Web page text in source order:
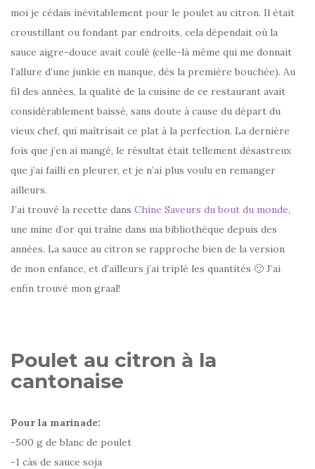
moi je cédais inévitablement pour le poulet au citron. Il était
croustillant ou fondant par endroits, cela dépendait où la
sauce aigre-douce avait coulé (celle-là même qui me donnait
l’allure d’une junkie en manque, dès la première bouchée). Au
fil des années, la qualité de la cuisine de ce restaurant avait
considérablement baissé, sans doute à cause du départ du
vieux chef, qui maîtrisait ce plat à la perfection. La dernière
fois que j’en ai mangé, le résultat était tellement désastreux
que j’ai failli en pleurer, et je n’ai plus voulu en remanger
ailleurs.
J’ai trouvé la recette dans Chine Saveurs du bout du monde,
une mine d’or qui traîne dans ma bibliothèque depuis des
années. La sauce au citron se rapproche bien de la version
de mon enfance, et d’ailleurs j’ai triplé les quantités 🙂 J’ai
enfin trouvé mon graal!
Poulet au citron à la
cantonaise
Pour la marinade:
-500 g de blanc de poulet
-1 càs de sauce soja